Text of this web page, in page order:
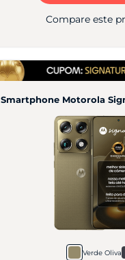
Compare este
Smartphone Motorola
Verde Oliva